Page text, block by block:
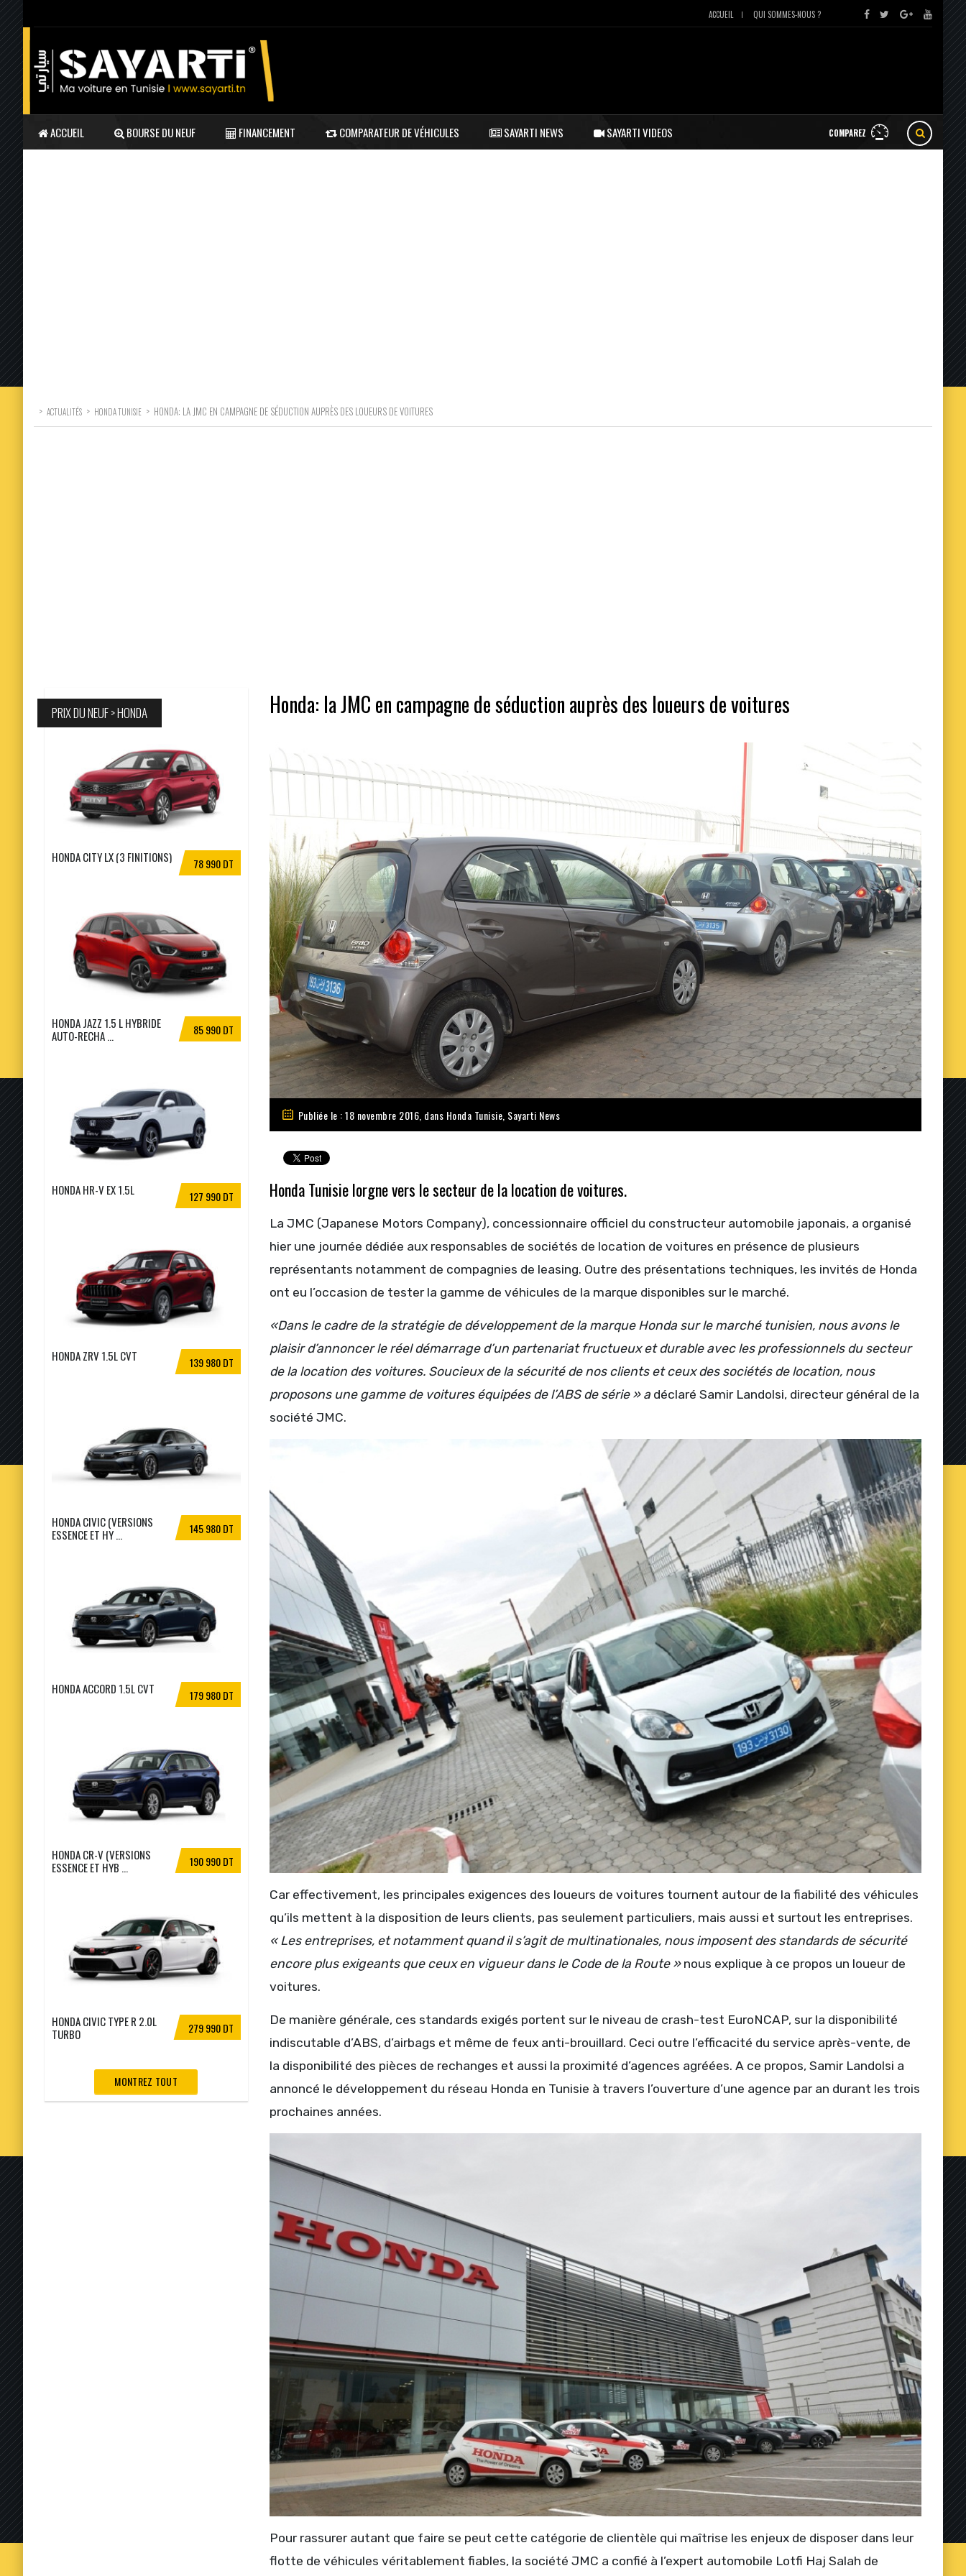
ACCUEIL QUI SOMMES-NOUS ?
COMPAREZ
ACCUEIL BOURSE DU NEUF FINANCEMENT COMPARATEUR DE VÉHICULES SAYARTI NEWS SAYARTI VIDEOS
> ACTUALITÉS > HONDA TUNISIE > HONDA: LA JMC EN CAMPAGNE DE SÉDUCTION AUPRÈS DES LOUEURS DE VOITURES
Honda: la JMC en campagne de séduction auprès des loueurs de voitures
Publiée le : 18 novembre 2016, dans Honda Tunisie Sayarti News
Honda Tunisie lorgne vers le secteur de la location de voitures.
La JMC (Japanese Motors Company), concessionnaire officiel du constructeur automobile japonais, a organisé
hier une journée dédiée aux responsables de sociétés de location de voitures en présence de plusieurs
représentants notamment de compagnies de leasing. Outre des présentations techniques, les invités de Honda
ont eu l’occasion de tester la gamme de véhicules de la marque disponibles sur le marché.
«Dans le cadre de la stratégie de développement de la marque Honda sur le marché tunisien, nous avons le
plaisir d’annoncer le réel démarrage d’un partenariat fructueux et durable avec les professionnels du secteur
de la location des voitures. Soucieux de la sécurité de nos clients et ceux des sociétés de location, nous
proposons une gamme de voitures équipées de l’ABS de série » a déclaré Samir Landolsi, directeur général de la
société JMC.
Car effectivement, les principales exigences des loueurs de voitures tournent autour de la fiabilité des véhicules
qu’ils mettent à la disposition de leurs clients, pas seulement particuliers, mais aussi et surtout les entreprises.
« Les entreprises, et notamment quand il s’agit de multinationales, nous imposent des standards de sécurité
encore plus exigeants que ceux en vigueur dans le Code de la Route »nous explique à ce propos un loueur de
voitures.
De manière générale, ces standards exigés portent sur le niveau de crash-test EuroNCAP, sur la disponibilité
indiscutable d’ABS, d’airbags et même de feux anti-brouillard. Ceci outre l’efficacité du service après-vente, de
la disponibilité des pièces de rechanges et aussi la proximité d’agences agréées. A ce propos, Samir Landolsi a
annoncé le développement du réseau Honda en Tunisie à travers l’ouverture d’une agence par an durant les trois
prochaines années.
Pour rassurer autant que faire se peut cette catégorie de clientèle qui maîtrise les enjeux de disposer dans leur
flotte de véhicules véritablement fiables, la société JMC a confié à l’expert automobile Lotfi Haj Salah de
PRIX DU NEUF > HONDA
78 990 DT
HONDA CITY LX (3 FINITIONS)
85 990 DT
HONDA JAZZ 1.5 L HYBRIDE
AUTO-RECHA ...
127 990 DT
HONDA HR-V EX 1.5L
139 980 DT
HONDA ZRV 1.5L CVT
145 980 DT
HONDA CIVIC (VERSIONS
ESSENCE ET HY ...
179 980 DT
HONDA ACCORD 1.5L CVT
190 990 DT
HONDA CR-V (VERSIONS
ESSENCE ET HYB ...
279 990 DT
HONDA CIVIC TYPE R 2.0L
TURBO
MONTREZ TOUT